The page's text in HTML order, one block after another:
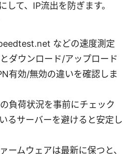
して、IP流出を防ぎます。
などの速度測定
ダウンロード/アップロード
有効/無効の違いを確認しま
負荷状況を事前にチェック
るサーバーを避けると安定し
ームウェアは最新に保つと、